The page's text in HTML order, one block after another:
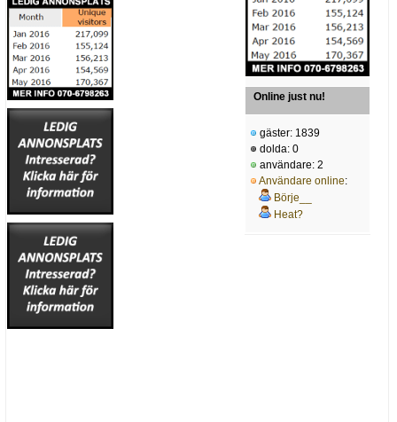
Online just nu!
gäster: 1839
dolda: 0
användare: 2
Användare online:
Börje__
Heat?